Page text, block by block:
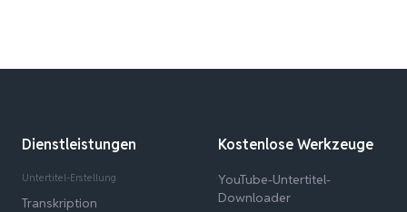
Dienstleistungen
Untertitel-Erstellung
Transkription
Kostenlose Werkzeuge
YouTube-Untertitel-
Downloader